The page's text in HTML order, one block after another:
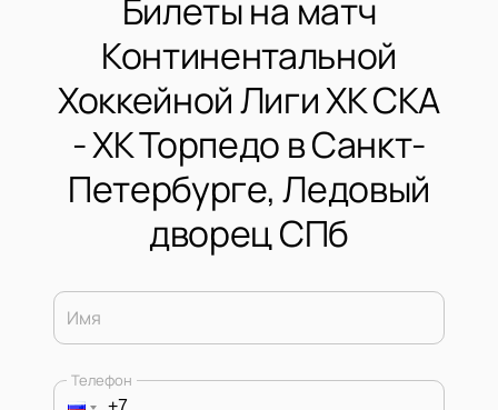
Билеты на матч
Континентальной
Хоккейной Лиги ХК СКА
- ХК Торпедо в Санкт-
Петербурге, Ледовый
дворец СПб
Имя
Телефон